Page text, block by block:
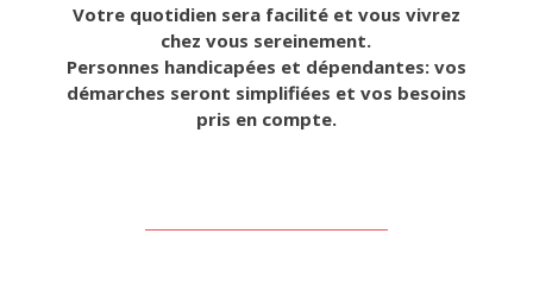
Votre quotidien sera facilité et vous vivrez
chez vous sereinement.
Personnes handicapées et dépendantes: vos
démarches seront simplifiées et vos besoins
pris en compte.